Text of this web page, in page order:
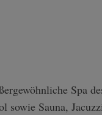
Spa
sowie Sauna,